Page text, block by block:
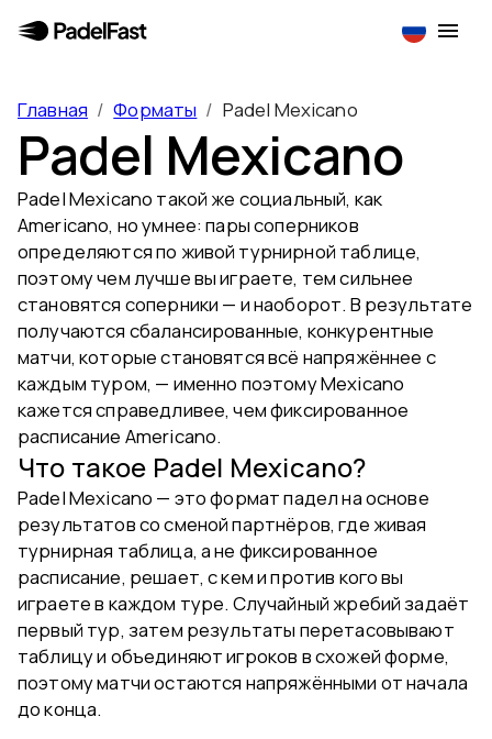
Главная / Форматы / Padel Mexicano
Padel Mexicano
Padel Mexicano такой же социальный, как
Americano, но умнее: пары соперников
определяются по живой турнирной таблице,
поэтому чем лучше вы играете, тем сильнее
становятся соперники — и наоборот. В результате
получаются сбалансированные, конкурентные
матчи, которые становятся всё напряжённее с
каждым туром, — именно поэтому Mexicano
кажется справедливее, чем фиксированное
расписание Americano.
Что такое Padel Mexicano?
Padel Mexicano — это формат падел на основе
результатов со сменой партнёров, где живая
турнирная таблица, а не фиксированное
расписание, решает, с кем и против кого вы
играете в каждом туре. Случайный жребий задаёт
первый тур, затем результаты перетасовывают
таблицу и объединяют игроков в схожей форме,
поэтому матчи остаются напряжёнными от начала
до конца.